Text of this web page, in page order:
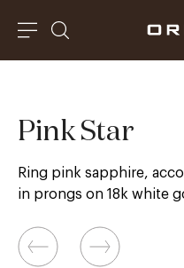
Pink Star
Ring pink sapphire,
in prongs on 18k white